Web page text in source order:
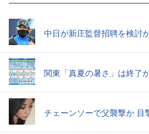
中日が新庄監督招聘を検討
関東「真夏の暑さ」は終了
チェーンソーで父襲撃か 目